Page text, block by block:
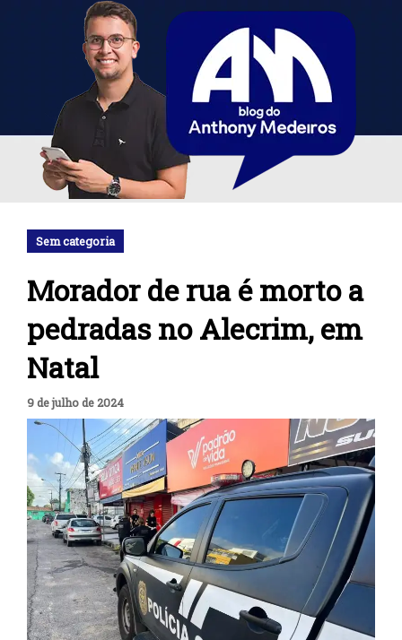
Sem categoria
Morador de rua é morto a
pedradas no Alecrim, em
Natal
9 de julho de 2024